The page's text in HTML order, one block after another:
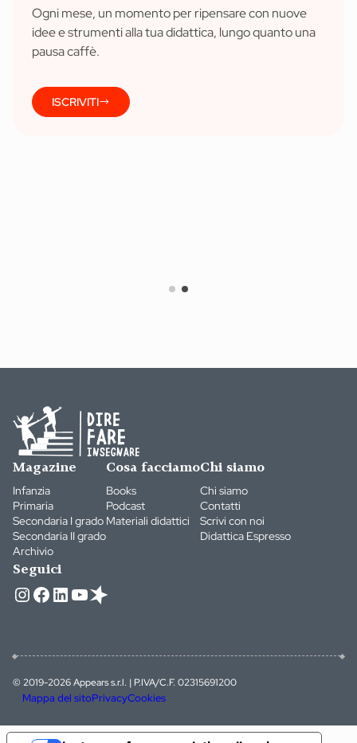
Ogni mese, un momento per ripensare con nuove
idee e strumenti alla tua didattica, lungo quanto una
pausa caffè.
ISCRIVITI
Magazine
Infanzia
Primaria
Secondaria I grado
Secondaria II grado
Archivio
Cosa facciamo
Books
Podcast
Materiali didattici
Chi siamo
Chi siamo
Contatti
Scrivi con noi
Didattica Espresso
Seguici
Instagram
Facebook
LinkedIn
YouTube
© 2019-2026 Appears s.r.l. | P.IVA/C.F. 02315691200
Mappa del sitoPrivacyCookies